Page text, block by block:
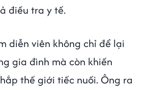
điều tra y tế.
diễn viên không chỉ để lại
gia đình mà còn khiến
thế giới tiếc nuối. Ông ra